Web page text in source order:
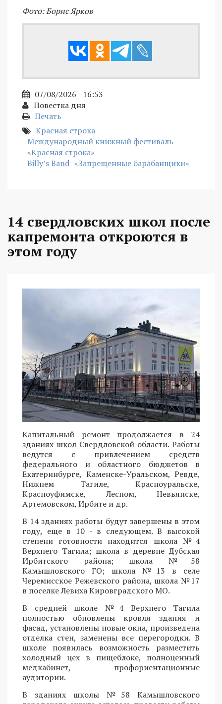
Фото: Борис Ярков
07/08/2026 - 16:53
Повестка дня
Печать
Красная строка
Международный книжный фестиваль
«Красная строка»
Billy’s Band «Запрещенные барабанщики»
14 свердловских школ после
капремонта откроются в
этом году
Капитальный ремонт продолжается в 24
зданиях школ Свердловской области. Работы
ведутся с привлечением средств
федерального и областного бюджетов в
Екатеринбурге, Каменске-Уральском, Ревде,
Нижнем Тагиле, Красноуральске,
Красноуфимске, Лесном, Невьянске,
Артемовском, Ирбите и др.
В 14 зданиях работы будут завершены в этом
году, еще в 10 - в следующем. В высокой
степени готовности находится школа №4
Верхнего Тагила; школа в деревне Дубская
Ирбитского района; школа №58
Камышловского ГО; школа №13 в селе
Черемисское Режевского района, школа №17
в поселке Левиха Кировградского МО.
В средней школе №4 Верхнего Тагила
полностью обновлены кровля здания и
фасад, установлены новые окна, произведена
отделка стен, заменены все перегородки. В
школе появилась возможность разместить
холодный цех в пищеблоке, полноценный
медкабинет, профориентационные
аудитории.
В зданиях школы №58 Камышловского